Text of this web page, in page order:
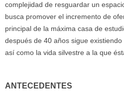
complejidad de resguardar un
busca promover el incremento de
principal de la máxima casa de
después de 40 años sigue
así como la vida silvestre a la que
ANTECEDENTES